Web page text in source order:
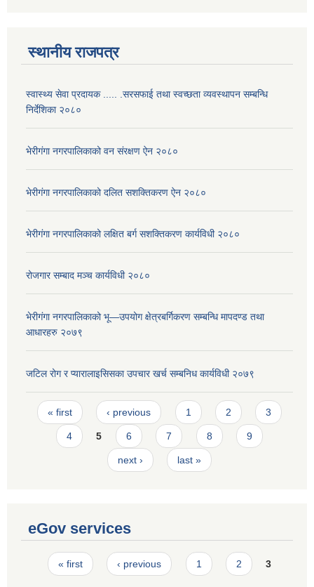
स्थानीय राजपत्र
स्वास्थ्य सेवा प्रदायक ..... .सरसफाई तथा स्वच्छता व्यवस्थापन सम्बन्धि
निर्देशिका २०८०
भेरीगंगा नगरपालिकाको वन संरक्षण ऐन २०८०
भेरीगंगा नगरपालिकाको दलित सशक्तिकरण ऐन २०८०
भेरीगंगा नगरपालिकाको लक्षित बर्ग सशक्तिकरण कार्यविधी २०८०
रोजगार सम्बाद मञ्च कार्यविधी २०८०
भेरीगंगा नगरपालिकाको भू—उपयोग क्षेत्रबर्गिकरण सम्बन्धि मापदण्ड तथा
आधारहरु २०७९
जटिल रोग र प्यारालाइसिसका उपचार खर्च सम्बनिध कार्यविधी २०७९
Pages
« first ‹ previous 1 2 3
4 5 6 7 8 9
next › last »
eGov services
Pages
« first ‹ previous 1 2 3